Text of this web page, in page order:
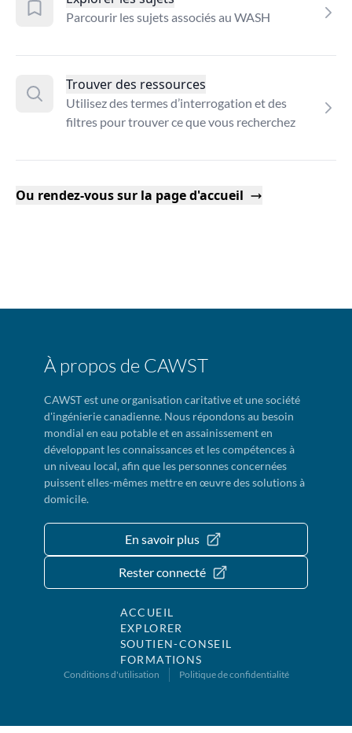
Parcourir les sujets associés au WASH
Trouver des ressources
Utilisez des termes d’interrogation et des
filtres pour trouver ce que vous recherchez
Ou rendez-vous sur la page d'accueil
À propos de CAWST
CAWST est une organisation caritative et une société
d'ingénierie canadienne. Nous répondons au besoin
mondial en eau potable et en assainissement en
développant les connaissances et les compétences à
un niveau local, afin que les personnes concernées
puissent elles-mêmes mettre en œuvre des solutions à
domicile.
En savoir plus
Rester connecté
ACCUEIL
EXPLORER
SOUTIEN-CONSEIL
FORMATIONS
Conditions d'utilisation Politique de confidentialité